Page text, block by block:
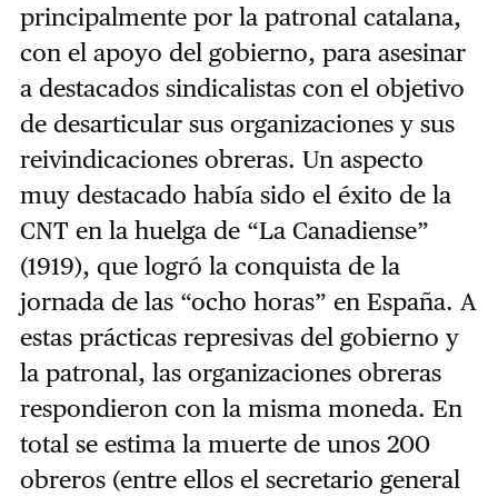
principalmente por la patronal catalana,
con el apoyo del gobierno, para asesinar
a destacados sindicalistas con el objetivo
de desarticular sus organizaciones y sus
reivindicaciones obreras. Un aspecto
muy destacado había sido el éxito de la
CNT en la huelga de “La Canadiense”
(1919), que logró la conquista de la
jornada de las “ocho horas” en España. A
estas prácticas represivas del gobierno y
la patronal, las organizaciones obreras
respondieron con la misma moneda. En
total se estima la muerte de unos 200
obreros (entre ellos el secretario general